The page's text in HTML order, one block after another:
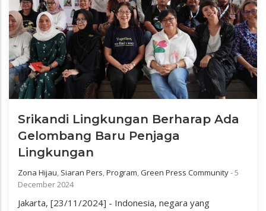
Srikandi Lingkungan Berharap Ada
Gelombang Baru Penjaga
Lingkungan
Zona Hijau, Siaran Pers,Program,Green Press Community-5
December 2024
Jakarta, [23/11/2024] - Indonesia, negara yang